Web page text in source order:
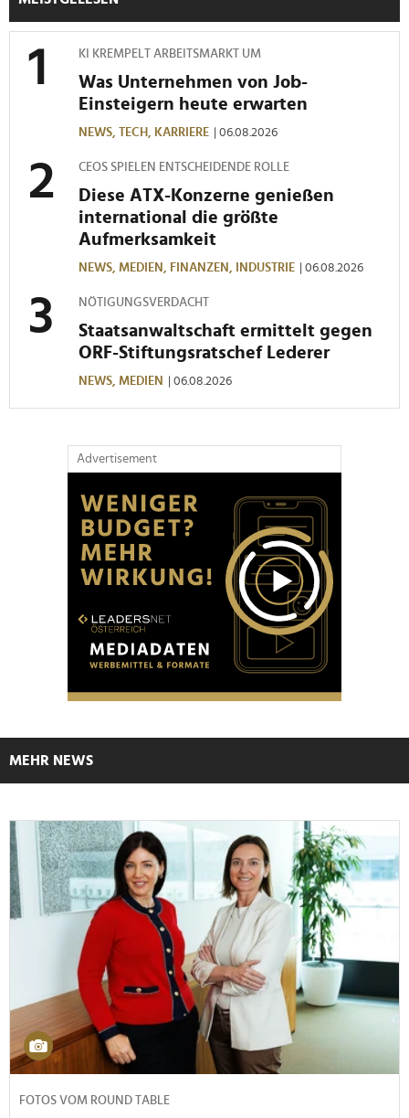
KI KREMPELT ARBEITSMARKT UM
Was Unternehmen von Job-
Einsteigern heute erwarten
NEWS, TECH, KARRIERE | 06.08.2026
CEOS SPIELEN ENTSCHEIDENDE ROLLE
Diese ATX-Konzerne genießen
international die größte
Aufmerksamkeit
NEWS, MEDIEN, FINANZEN, INDUSTRIE | 06.08.2026
NÖTIGUNGSVERDACHT
Staatsanwaltschaft ermittelt gegen
ORF-Stiftungsratschef Lederer
NEWS, MEDIEN | 06.08.2026
Advertisement
MEHR NEWS
FOTOS VOM ROUND TABLE